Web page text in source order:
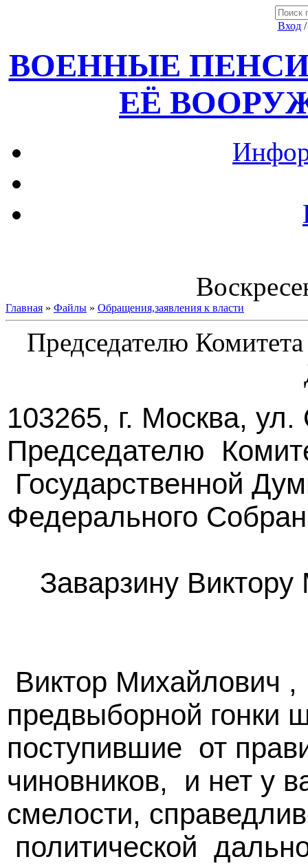
Вход
ВОЕННЫЕ
ЕЁ
Главная » Файлы » Обращения,заявления к власти
Председателю
103265, г. Москва,
Председателю
Государственной
Федерального
Заварзину
Виктор Михайлович
предвыборной гонки
поступившие от
чиновников, и нет у
смелости,
политической